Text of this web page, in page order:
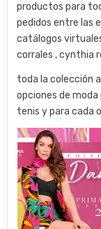
productos para
pedidos entre las
catálogos
corrales , cynthia
toda la colección
opciones de
tenis y para cada